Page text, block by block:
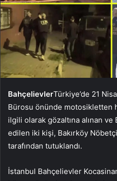
BahçelievlerTürkiye’de 21
Bürosu önünde motosikletten
ilgili olarak gözaltına alınan ve
edilen iki kişi, Bakırköy
tarafından tutuklandı.
İstanbul Bahçelievler